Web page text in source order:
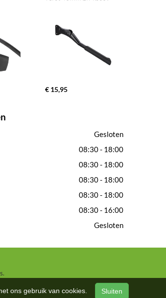
€ 15,95
Gesloten
08:30 - 18:00
08:30 - 18:00
08:30 - 18:00
08:30 - 18:00
08:30 - 16:00
Gesloten
ons gebruik van cookies. Sluiten